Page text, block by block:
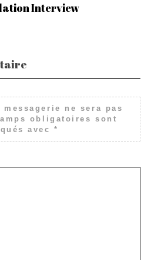
Interview
messagerie ne sera pas
obligatoires sont
avec*